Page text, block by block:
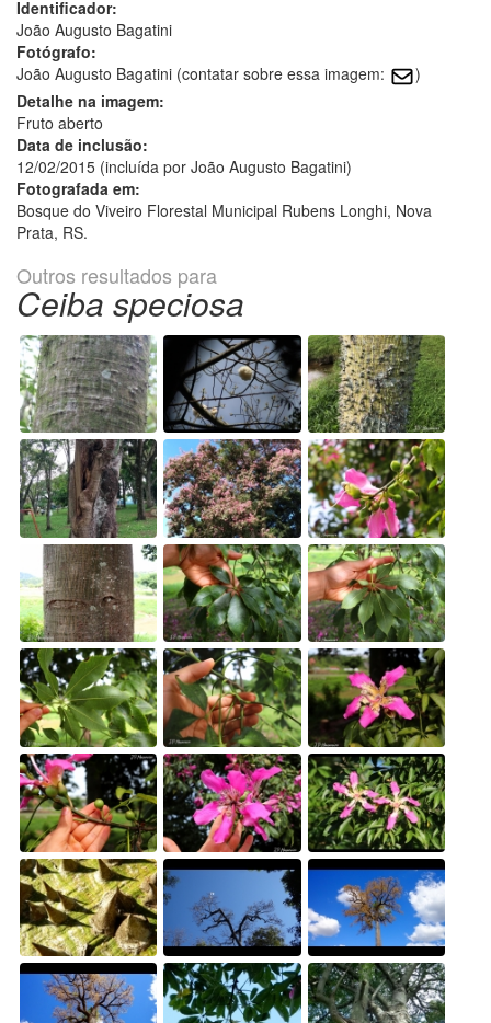
Identificador:
João Augusto Bagatini
Fotógrafo:
João Augusto Bagatini (contatar sobre essa imagem:
)
Detalhe na imagem:
Fruto aberto
Data de inclusão:
12/02/2015 (incluída por João Augusto Bagatini)
Fotografada em:
Bosque do Viveiro Florestal Municipal Rubens Longhi, Nova
Prata, RS.
Outros resultados para
Ceiba speciosa